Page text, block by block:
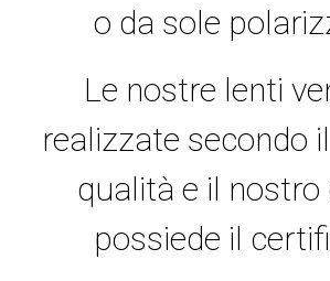
o da sole
Le nostre lenti
realizzate secondo
qualità e il nostro
possiede il